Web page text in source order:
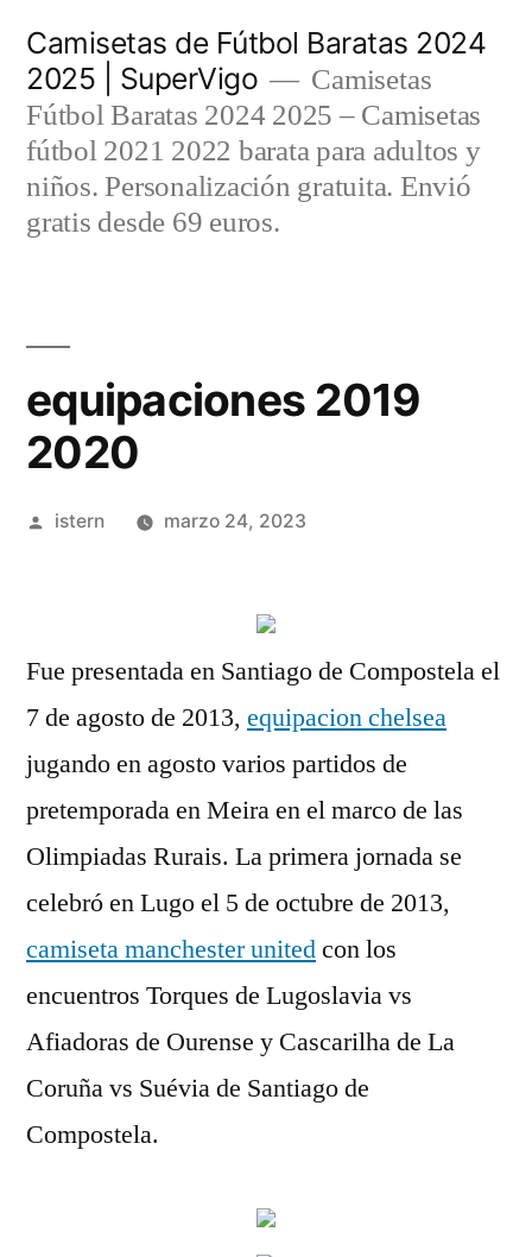
contenido
Camisetas de Fútbol Baratas 2024
2025 | SuperVigo
Camisetas
Fútbol Baratas 2024 2025 – Camisetas
fútbol 2021 2022 barata para adultos y
niños. Personalización gratuita. Envió
gratis desde 69 euros.
equipaciones 2019
2020
Publicado
istern marzo 24, 2023
Fue presentada en Santiago de Compostela el
7 de agosto de 2013, equipacion chelsea
jugando en agosto varios partidos de
pretemporada en Meira en el marco de las
Olimpiadas Rurais. La primera jornada se
celebró en Lugo el 5 de octubre de 2013,
camiseta manchester unitedcon los
encuentros Torques de Lugoslavia vs
Afiadoras de Ourense y Cascarilha de La
Coruña vs Suévia de Santiago de
Compostela.